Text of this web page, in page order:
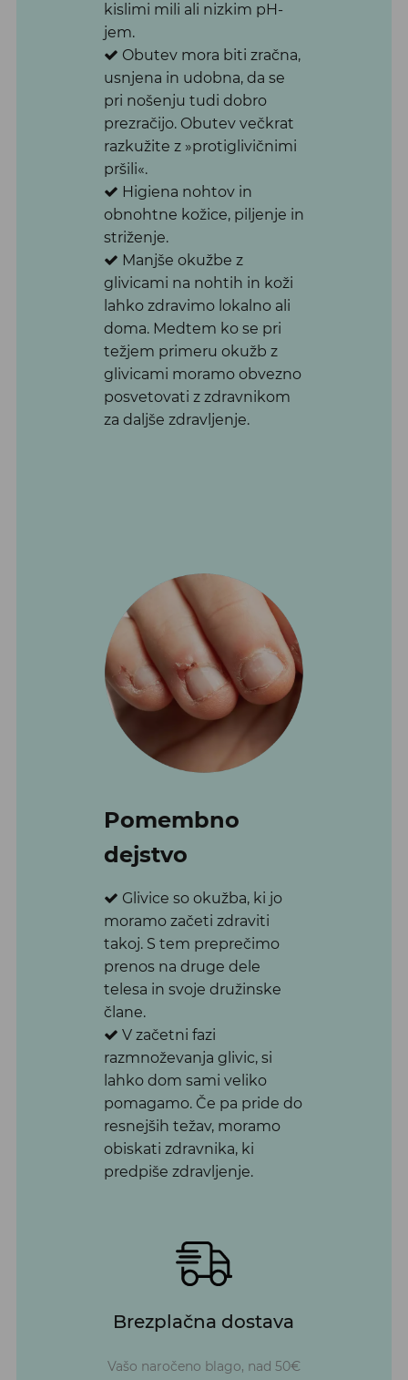
kislimi mili ali nizkim pH-
jem.
Obutev mora biti zračna,
usnjena in udobna, da se
pri nošenju tudi dobro
prezračijo. Obutev večkrat
razkužite z »protiglivičnimi
pršili«.
Higiena nohtov in
obnohtne kožice, piljenje in
striženje.
Manjše okužbe z
glivicami na nohtih in koži
lahko zdravimo lokalno ali
doma. Medtem ko se pri
težjem primeru okužb z
glivicami moramo obvezno
posvetovati z zdravnikom
za daljše zdravljenje.
Pomembno
dejstvo
Glivice so okužba, ki jo
moramo začeti zdraviti
takoj. S tem preprečimo
prenos na druge dele
telesa in svoje družinske
člane.
V začetni fazi
razmnoževanja glivic, si
lahko dom sami veliko
pomagamo. Če pa pride do
resnejših težav, moramo
obiskati zdravnika, ki
predpiše zdravljenje.
Brezplačna dostava
Vašo naročeno blago, nad 50€